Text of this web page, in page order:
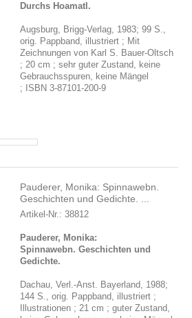
Durchs Hoamatl.
Augsburg, Brigg-Verlag, 1983; 99 S.,
orig. Pappband, illustriert ; Mit
Zeichnungen von Karl S. Bauer-Oltsch
; 20 cm ; sehr guter Zustand, keine
Gebrauchsspuren, keine Mängel
; ISBN 3-87101-200-9
Pauderer, Monika: Spinnawebn.
Geschichten und Gedichte. ...
Artikel-Nr.: 38812
Pauderer, Monika:
Spinnawebn. Geschichten und
Gedichte.
Dachau, Verl.-Anst. Bayerland, 1988;
144 S., orig. Pappband, illustriert ;
Illustrationen ; 21 cm ; guter Zustand,